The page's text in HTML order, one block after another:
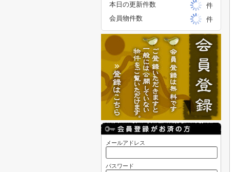
本日の更新件数
件
会員物件数
件
メールアドレス
パスワード